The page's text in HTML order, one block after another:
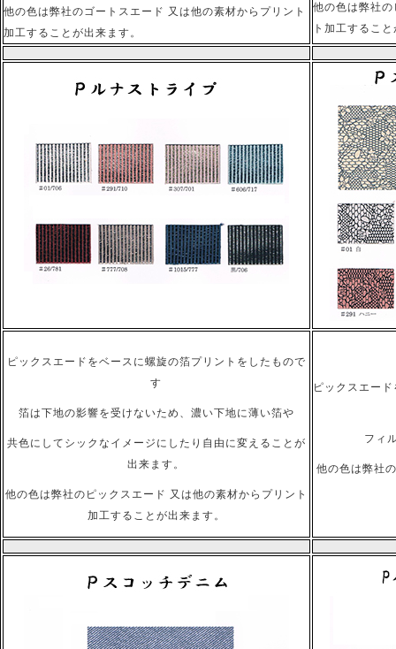
他の色は弊社のゴートスエード 又は他の素材からプリント
加工することが出来ます。
他の色は弊社
ト加工するこ
ピックスエードをベースに螺旋の箔プリントをしたもので
す
箔は下地の影響を受けないため、濃い下地に薄い箔や
共色にしてシックなイメージにしたり自由に変えることが
出来ます。
他の色は弊社のピックスエード 又は他の素材からプリント
加工することが出来ます。
ピックスエー
フィ
他の色は弊社